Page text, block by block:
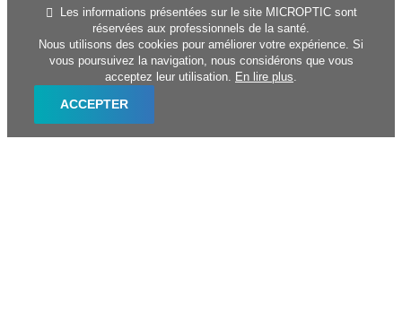
Les informations présentées sur le site MICROPTIC sont
réservées aux professionnels de la santé.
Nous utilisons des cookies pour améliorer votre expérience. Si
vous poursuivez la navigation, nous considérons que vous
acceptez leur utilisation.
En lire plus
ACCEPTER